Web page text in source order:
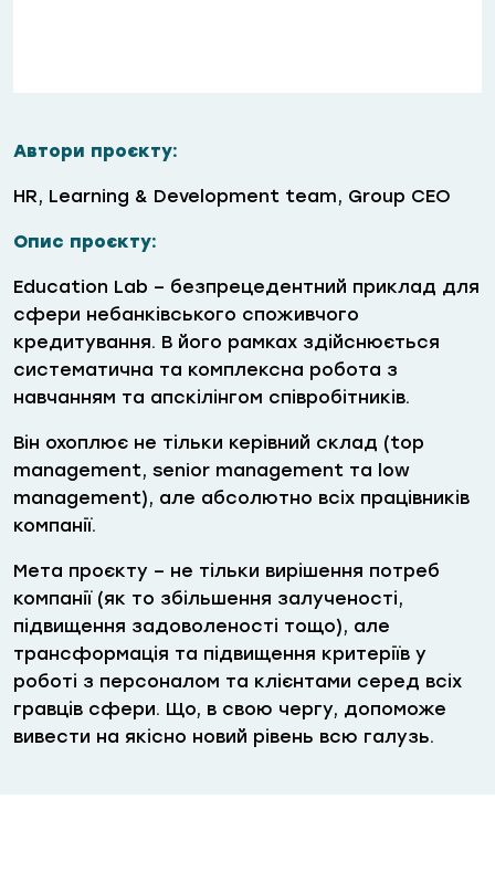
Автори проєкту:
HR, Learning & Development team, Group CEO
Опис проєкту:
Education Lab – безпрецедентний приклад для
сфери небанківського споживчого
кредитування. В його рамках здійснюється
систематична та комплексна робота з
навчанням та апскілінгом співробітників.
Він охоплює не тільки керівний склад (top
management, senior management та low
management), але абсолютно всіх працівників
компанії.
Мета проєкту – не тільки вирішення потреб
компанії (як то збільшення залученості,
підвищення задоволеності тощо), але
трансформація та підвищення критеріїв у
роботі з персоналом та клієнтами серед всіх
гравців сфери. Що, в свою чергу, допоможе
вивести на якісно новий рівень всю галузь.